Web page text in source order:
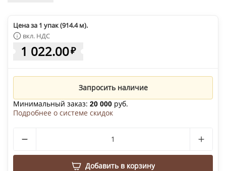
Цена за 1 упак (914.4 м).
вкл. НДС
1 022.00₽
Запросить наличие
Минимальный заказ: 20 000 руб.
Подробнее о системе скидок
Добавить в корзину